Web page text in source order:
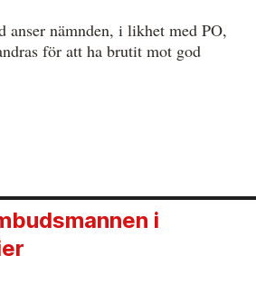
anser nämnden, i likhet med PO,
för att ha brutit mot god
i